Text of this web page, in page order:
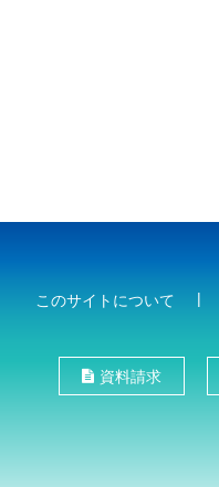
このサイトについて
資料請求